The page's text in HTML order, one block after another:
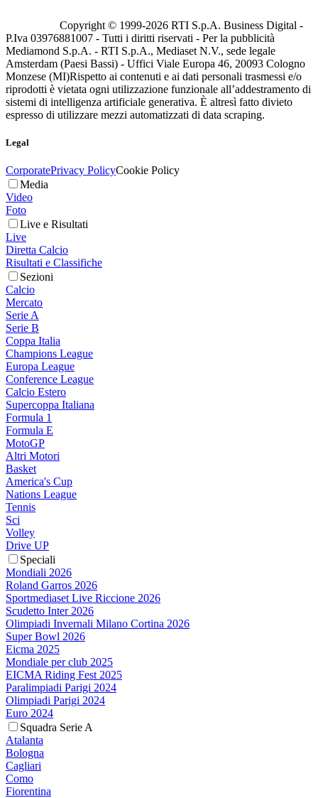
Copyright © 1999-2026 RTI S.p.A. Business Digital -
P.Iva 03976881007 - Tutti i diritti riservati - Per la pubblicità
Mediamond S.p.A. - RTI S.p.A., Mediaset N.V., sede legale
Amsterdam (Paesi Bassi) - Uffici Viale Europa 46, 20093 Cologno
Monzese (MI)Rispetto ai contenuti e ai dati personali trasmessi e/o
riprodotti è vietata ogni utilizzazione funzionale all’addestramento di
sistemi di intelligenza artificiale generativa. È altresì fatto divieto
espresso di utilizzare mezzi automatizzati di data scraping.
Legal
CorporatePrivacy PolicyCookie Policy
Media
Video
Foto
Live e Risultati
Live
Diretta Calcio
Risultati e Classifiche
Sezioni
Calcio
Mercato
Serie A
Serie B
Coppa Italia
Champions League
Europa League
Conference League
Calcio Estero
Supercoppa Italiana
Formula 1
Formula E
MotoGP
Altri Motori
Basket
America's Cup
Nations League
Tennis
Sci
Volley
Drive UP
Speciali
Mondiali 2026
Roland Garros 2026
Sportmediaset Live Riccione 2026
Scudetto Inter 2026
Olimpiadi Invernali Milano Cortina 2026
Super Bowl 2026
Eicma 2025
Mondiale per club 2025
EICMA Riding Fest 2025
Paralimpiadi Parigi 2024
Olimpiadi Parigi 2024
Euro 2024
Squadra Serie A
Atalanta
Bologna
Cagliari
Como
Fiorentina